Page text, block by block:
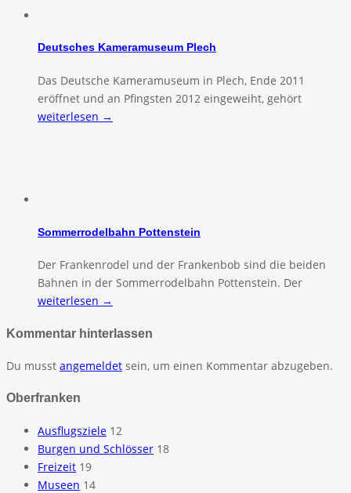
Deutsches Kameramuseum Plech
Das Deutsche Kameramuseum in Plech, Ende 2011
eröffnet und an Pfingsten 2012 eingeweiht, gehört
weiterlesen →
Sommerrodelbahn Pottenstein
Der Frankenrodel und der Frankenbob sind die beiden
Bahnen in der Sommerrodelbahn Pottenstein. Der
weiterlesen →
Kommentar hinterlassen
Du musst angemeldet sein, um einen Kommentar abzugeben.
Oberfranken
Ausflugsziele 12
Burgen und Schlösser 18
Freizeit 19
Museen 14